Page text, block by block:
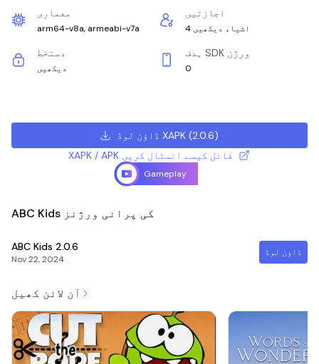
معماری
arm64-v8a, armeabi-v7a
اجازتیں
4 اشیاء دیکھیں
دستخط
دیکھیں
ہدف SDK ورژن
0
ڈاؤن لوڈ XAPK (2.0.6)
XAPK / APK فائل کیسے انسٹال کریں
Gameplay
ABC Kids کی پرانی ورژنز
ABC Kids 2.0.6
Nov 22, 2024
ڈاؤن لوڈ
آن لائن کھیل